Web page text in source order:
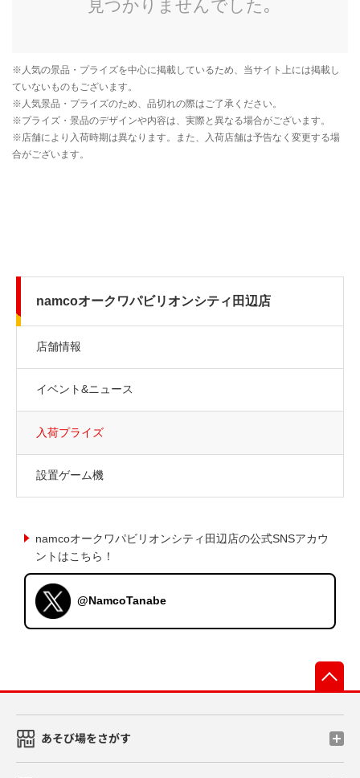
namcoオークワパビリオンシティ田辺店
店舗情報
イベント&ニュース
入荷プライズ
設置ゲーム機
namcoオークワパビリオンシティ田辺店の公式SNSアカウ
ントはこちら！
@NamcoTanabe
あそび場をさがす